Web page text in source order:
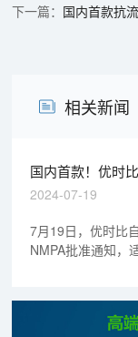
国内首款抗流
相关新闻
国内首款！优时
2024-07-19
7月19日，优时比
NMPA批准通知，